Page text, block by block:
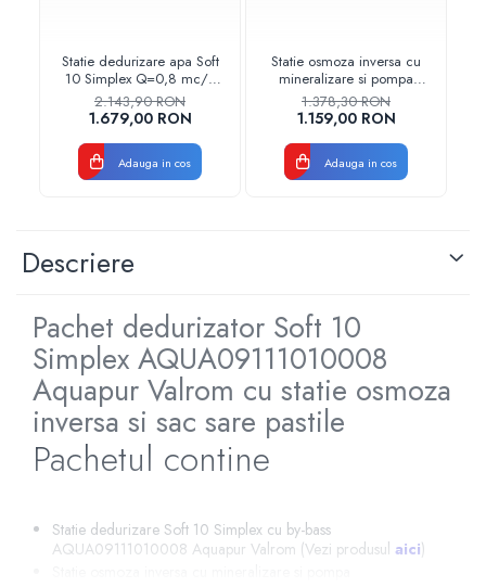
Statie dedurizare apa Soft
10 Simplex Q=0,8 mc/h
cu by-bass
AQUA09111010008
Aquapur Valhoh Valrom
2.143,90 RON
1.679,00 RON
Adauga in cos
Statie osmoza inversa cu
mineralizare si pompa
AQUA05323311020
Aquapur Valhoh Valrom
1.378,30 RON
1.159,00 RON
Adauga in cos
Descriere
Pachet dedurizator Soft 10
Simplex AQUA09111010008
Aquapur Valrom cu statie osmoza
inversa si sac sare pastile
Pachetul contine
Statie dedurizare Soft 10 Simplex cu by-bass
AQUA09111010008 Aquapur Valrom (Vezi produsul aici)